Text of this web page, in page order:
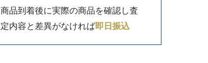
商品到着後に実際の商品を確認し査
定内容と差異がなければ即日振込